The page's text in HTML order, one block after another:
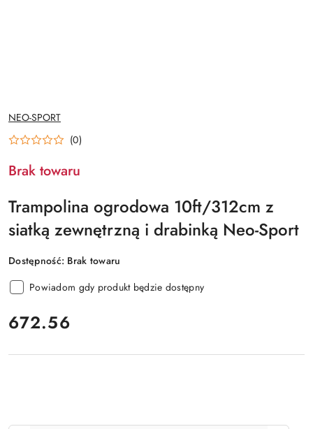
NAZWA
PRODUCENTA:
NEO-SPORT
(0)
Brak towaru
Trampolina ogrodowa 10ft/312cm z
siatką zewnętrzną i drabinką Neo-Sport
Dostępność: Brak towaru
Powiadom gdy produkt będzie dostępny
cena:
672.56